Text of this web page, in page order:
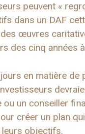
peuvent «
dans un DAF
œuvres
des cinq années
en matière de
ou un conseiller
créer un plan
objectifs.